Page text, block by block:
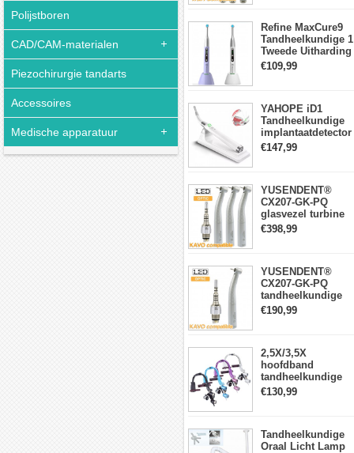
Polijstboren
CAD/CAM-materialen
Piezochirurgie tandarts
Accessoires
Medische apparatuur
Refine MaxCure9
Tandheelkundige 1
Tweede Uitharding
LED-
uithardingslamp
€109,99
YAHOPE iD1
Tandheelkundige
implantaatdetector
implantaatlocator
slimme
€147,99
YUSENDENT®
CX207-GK-PQ
glasvezel turbine
handstuk KAVO-
compatibel
x3)
€398,99
YUSENDENT®
CX207-GK-PQ
tandheelkundige
turbine-handstuk
compatibel met
€190,99
2,5X/3,5X
hoofdband
tandheelkundige
verrekijkerloepen
met 5W LED-
€130,99
Tandheelkundige
Oraal Licht Lamp